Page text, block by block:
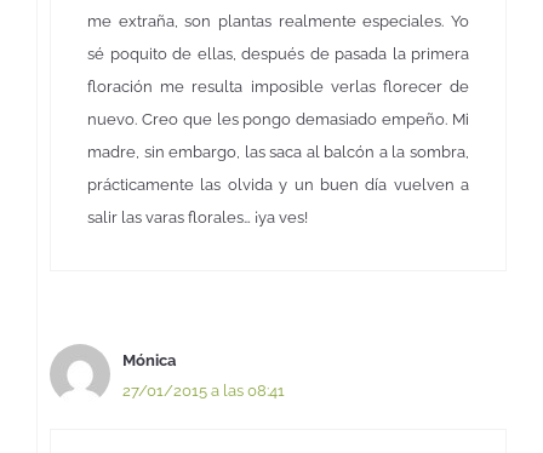
me extraña, son plantas realmente especiales. Yo
sé poquito de ellas, después de pasada la primera
floración me resulta imposible verlas florecer de
nuevo. Creo que les pongo demasiado empeño. Mi
madre, sin embargo, las saca al balcón a la sombra,
prácticamente las olvida y un buen día vuelven a
salir las varas florales… ¡ya ves!
Mónica
27/01/2015 a las 08:41